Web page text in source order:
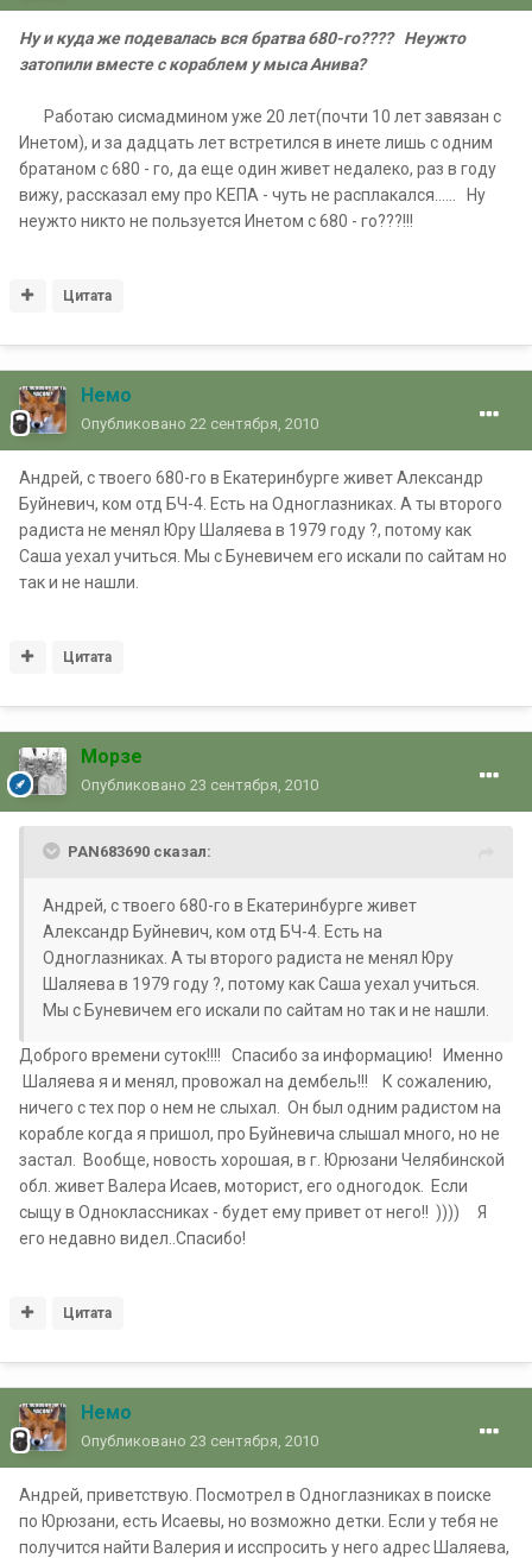
Ну и куда же подевалась вся братва 680-го???? Неужто
затопили вместе с кораблем у мыса Анива?
Работаю сисмадмином уже 20 лет(почти 10 лет завязан с
Инетом), и за дадцать лет встретился в инете лишь с одним
братаном с 680 - го, да еще один живет недалеко, раз в году
вижу, рассказал ему про КЕПА - чуть не расплакался...... Ну
неужто никто не пользуется Инетом с 680 - го???!!!
Цитата
Немо
Опубликовано 22 сентября, 2010
Андрей, с твоего 680-го в Екатеринбурге живет Александр
Буйневич, ком отд БЧ-4. Есть на Одноглазниках. А ты второго
радиста не менял Юру Шаляева в 1979 году ?, потому как
Саша уехал учиться. Мы с Буневичем его искали по сайтам но
так и не нашли.
Цитата
Морзе
Опубликовано 23 сентября, 2010
PAN683690 сказал:
Андрей, с твоего 680-го в Екатеринбурге живет
Александр Буйневич, ком отд БЧ-4. Есть на
Одноглазниках. А ты второго радиста не менял Юру
Шаляева в 1979 году ?, потому как Саша уехал учиться.
Мы с Буневичем его искали по сайтам но так и не нашли.
Доброго времени суток!!!! Спасибо за информацию! Именно
Шаляева я и менял, провожал на дембель!!! К сожалению,
ничего с тех пор о нем не слыхал. Он был одним радистом на
корабле когда я пришол, про Буйневича слышал много, но не
застал. Вообще, новость хорошая, в г. Юрюзани Челябинской
обл. живет Валера Исаев, моторист, его одногодок. Если
сыщу в Одноклассниках - будет ему привет от него!! )))) Я
его недавно видел..Спасибо!
Цитата
Немо
Опубликовано 23 сентября, 2010
Андрей, приветствую. Посмотрел в Одноглазниках в поиске
по Юрюзани, есть Исаевы, но возможно детки. Если у тебя не
получится найти Валерия и исспросить у него адрес Шаляева,